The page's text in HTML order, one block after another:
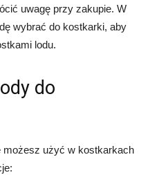
uwagę przy zakupie. W
wybrać do kostkarki, aby
lodu.
do
możesz użyć w kostkarkach